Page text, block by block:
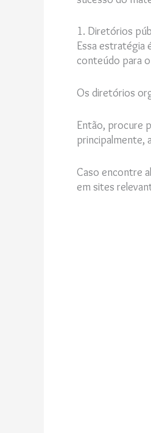
1. Diretórios
Essa estratégia
conteúdo para
Os diretórios
Então, procure
principalmente,
Caso encontre
em sites